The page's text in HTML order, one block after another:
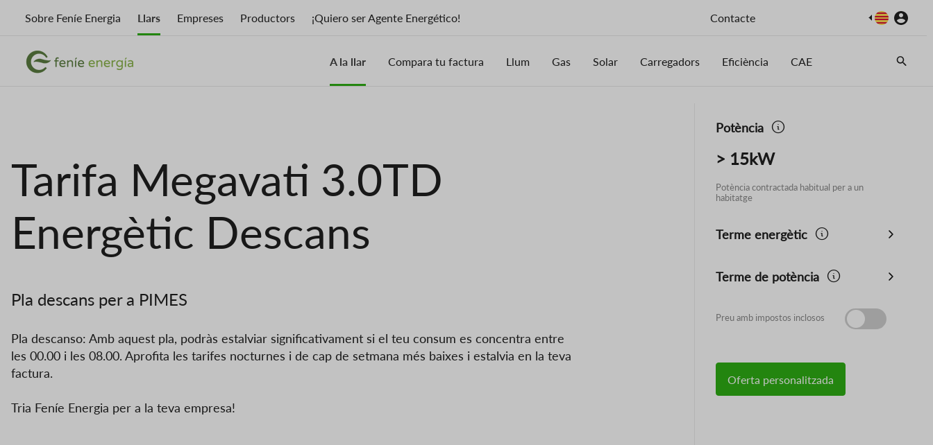
Sobre Feníe Energia Llars Empreses Productors ¡Quiero ser Agente Energético! Contacte Imatge
ImatgeImatge A la llar Compara tu factura Llum Gas Solar Carregadors Eficiència CAE
Tarifa Megavati 3.0TD
Energètic Descans
Pla descans per a PIMES
Pla descanso: Amb aquest pla, podràs estalviar significativament si el teu consum es concentra entre
les 00.00 i les 08.00. Aprofita les tarifes nocturnes i de cap de setmana més baixes i estalvia en la teva
factura.
Tria Feníe Energia per a la teva empresa!
Potència
> 15kW
Potència contractada habitual per a un
habitatge
Terme energètic
Terme de potència
Preu amb impostos inclosos
Oferta personalitzada